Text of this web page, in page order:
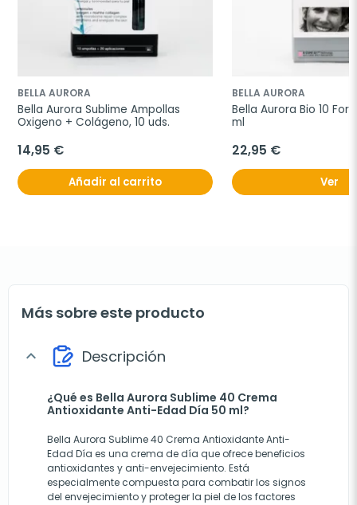
BELLA AURORA
Bella Aurora Sublime Ampollas
Oxigeno + Colágeno, 10 uds.
14,95 €
Añadir al carrito
BELLA AURORA
Bella Aurora Bio 10
ml
22,95 €
Ver
Más sobre este producto
expand_more Descripción
¿Qué es Bella Aurora Sublime 40 Crema
Antioxidante Anti-Edad Día 50 ml?
Bella Aurora Sublime 40 Crema Antioxidante Anti-
Edad Día es una crema de día que ofrece beneficios
antioxidantes y anti-envejecimiento. Está
especialmente compuesta para combatir los signos
del envejecimiento y proteger la piel de los factores